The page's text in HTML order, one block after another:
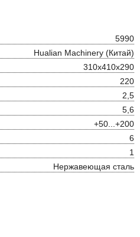
5990
Hualian Machinery (Китай)
310х410х290
220
2,5
5,6
+50...+200
6
1
Нержавеющая сталь